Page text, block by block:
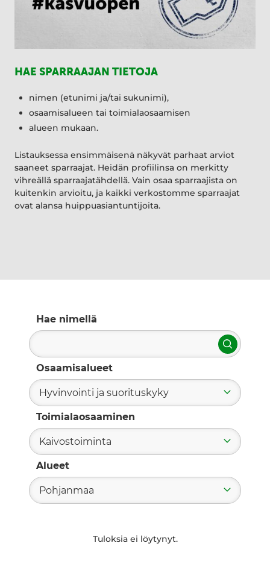
HAE SPARRAAJAN TIETOJA
nimen (etunimi ja/tai sukunimi),
osaamisalueen tai toimialaosaamisen
alueen mukaan.
Listauksessa ensimmäisenä näkyvät parhaat arviot
saaneet sparraajat. Heidän profiilinsa on merkitty
vihreällä sparraajatähdellä. Vain osaa sparraajista on
kuitenkin arvioitu, ja kaikki verkostomme sparraajat
ovat alansa huippuasiantuntijoita.
Hae nimellä
Hae
Osaamisalueet
Hyvinvointi ja suorituskyky
Toimialaosaaminen
Kaivostoiminta
Alueet
Pohjanmaa
Tuloksia ei löytynyt.